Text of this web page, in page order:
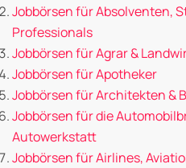
Jobbörsen für Absolventen,
Professionals
Jobbörsen für Agrar &
Jobbörsen für Apotheker
Jobbörsen für Architekten &
Jobbörsen für die
Autowerkstatt
Jobbörsen für Airlines,